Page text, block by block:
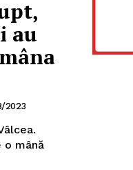
au
2023
o mână